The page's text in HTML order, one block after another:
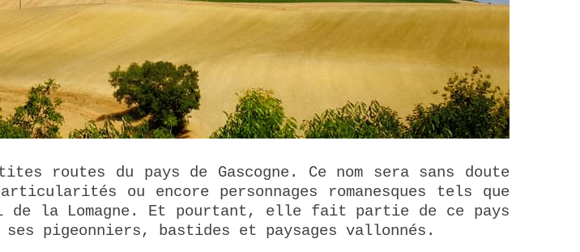
routes du pays de Gascogne. Ce nom sera sans doute
ou encore personnages romanesques tels que
de la Lomagne. Et pourtant, elle fait partie de ce pays
pigeonniers, bastides et paysages vallonnés.